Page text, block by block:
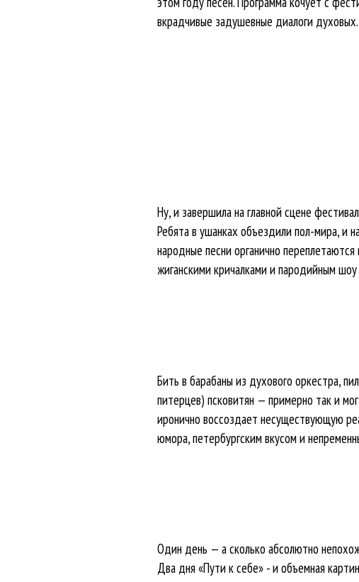
вкрадчивые задушевные диалоги духовых.
Ну, и завершила на главной сцене
Ребята в ушанках объездили пол-мира, и
народные песни органично
жиганскими кричалками и пародийным
Бить в барабаны из духового оркестра,
питерцев) псковитян — примерно так и
иронично воссоздает несуществующую
юмора, петербургским вкусом и
Один день — а сколько абсолютно
Два дня «Пути к себе» - и объемная